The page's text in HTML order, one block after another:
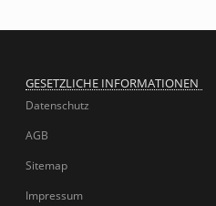
GESETZLICHE INFORMATIONEN
Datenschutz
AGB
Sitemap
Impressum